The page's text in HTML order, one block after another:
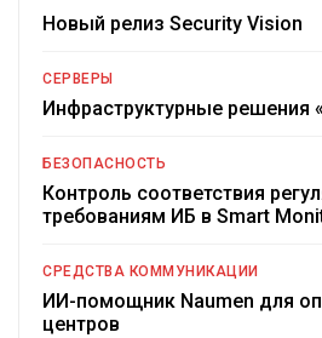
Новый релиз Security Vision
СЕРВЕРЫ
Инфраструктурные решения
БЕЗОПАСНОСТЬ
Контроль соответствия
требованиям ИБ в Smart
СРЕДСТВА КОММУНИКАЦИИ
ИИ-помощник Naumen для
центров